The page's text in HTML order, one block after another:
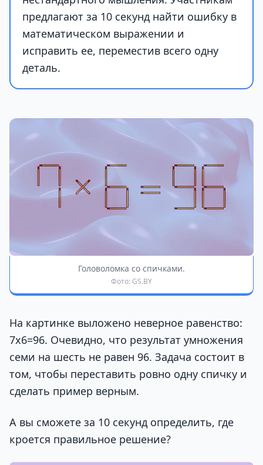
предлагают за 10 секунд найти ошибку в
математическом выражении и
исправить ее, переместив всего одну
деталь.
Головоломка со спичками.
Фото: GS.BY
На картинке выложено неверное равенство:
7х6=96. Очевидно, что результат умножения
семи на шесть не равен 96. Задача состоит в
том, чтобы переставить ровно одну спичку и
сделать пример верным.
А вы сможете за 10 секунд определить, где
кроется правильное решение?